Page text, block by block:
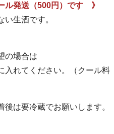
発送（500円）です 》
生酒です。
の場合は
入れてください。（クール料
は要冷蔵でお願いします。